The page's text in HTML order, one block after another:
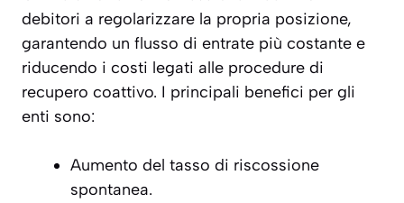
debitori a regolarizzare la propria posizione,
garantendo un flusso di entrate più costante e
riducendo i costi legati alle procedure di
recupero coattivo. I principali benefici per gli
enti sono:
Aumento del tasso di riscossione
spontanea.